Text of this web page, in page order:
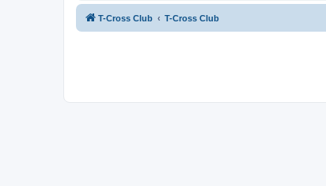
T-Cross Club T-Cross Club